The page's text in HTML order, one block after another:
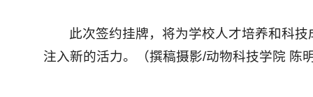
此次签约挂牌，将为学校人才培养和科
注入新的活力。（撰稿摄影/动物科技学院 陈